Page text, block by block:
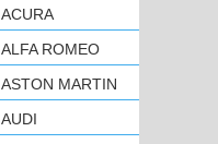
ACURA
ALFA ROMEO
ASTON MARTIN
AUDI